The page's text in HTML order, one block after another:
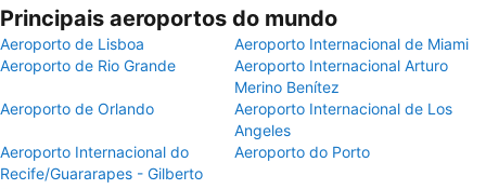
Principais aeroportos do mundo
Aeroporto de Lisboa
Aeroporto Internacional de Miami
Aeroporto de Rio Grande
Aeroporto Internacional Arturo
Merino Benítez
Aeroporto de Orlando
Aeroporto Internacional de Los
Angeles
Aeroporto Internacional do
Recife/Guararapes - Gilberto
Aeroporto do Porto